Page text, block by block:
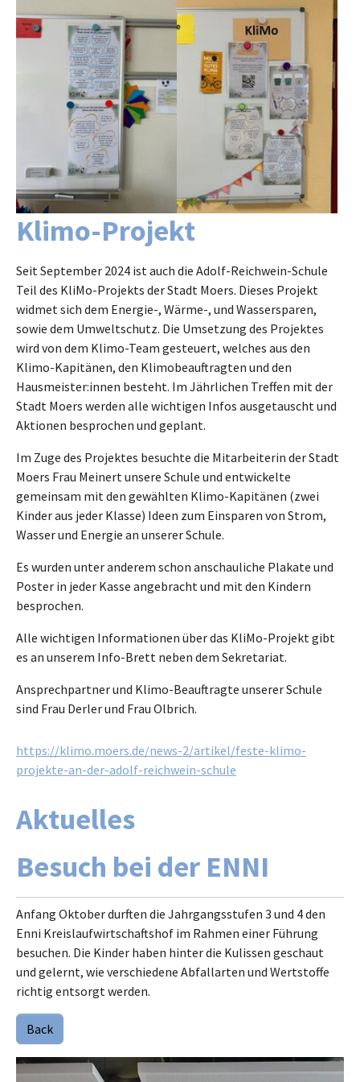
Show larger version
Klimo-Projekt
Seit September 2024 ist auch die Adolf-Reichwein-Schule
Teil des KliMo-Projekts der Stadt Moers. Dieses Projekt
widmet sich dem Energie-, Wärme-, und Wassersparen,
sowie dem Umweltschutz. Die Umsetzung des Projektes
wird von dem Klimo-Team gesteuert, welches aus den
Klimo-Kapitänen, den Klimobeauftragten und den
Hausmeister:innen besteht. Im Jährlichen Treffen mit der
Stadt Moers werden alle wichtigen Infos ausgetauscht und
Aktionen besprochen und geplant.
Im Zuge des Projektes besuchte die Mitarbeiterin der Stadt
Moers Frau Meinert unsere Schule und entwickelte
gemeinsam mit den gewählten Klimo-Kapitänen (zwei
Kinder aus jeder Klasse) Ideen zum Einsparen von Strom,
Wasser und Energie an unserer Schule.
Es wurden unter anderem schon anschauliche Plakate und
Poster in jeder Kasse angebracht und mit den Kindern
besprochen.
Alle wichtigen Informationen über das KliMo-Projekt gibt
es an unserem Info-Brett neben dem Sekretariat.
Ansprechpartner und Klimo-Beauftragte unserer Schule
sind Frau Derler und Frau Olbrich.
https://klimo.moers.de/news-2/artikel/feste-klimo-
projekte-an-der-adolf-reichwein-schule
Aktuelles
Besuch bei der ENNI
Anfang Oktober durften die Jahrgangsstufen 3 und 4 den
Enni Kreislaufwirtschaftshof im Rahmen einer Führung
besuchen. Die Kinder haben hinter die Kulissen geschaut
und gelernt, wie verschiedene Abfallarten und Wertstoffe
richtig entsorgt werden.
Back